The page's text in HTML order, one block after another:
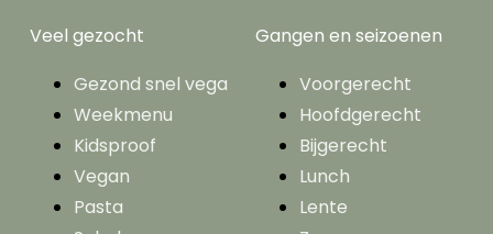
Veel gezocht
Gezond snel vega
Weekmenu
Kidsproof
Vegan
Pasta
Gangen en seizoenen
Voorgerecht
Hoofdgerecht
Bijgerecht
Lunch
Lente